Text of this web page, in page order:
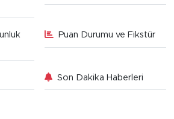
Puan Durumu ve Fikstür
Son Dakika Haberleri